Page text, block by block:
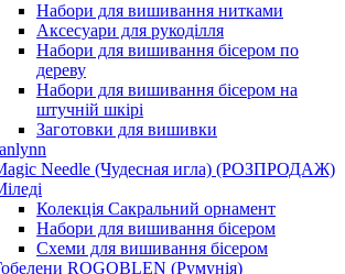
Набори для вишивання нитками
Аксесуари для рукоділля
Набори для вишивання бісером по
дереву
Набори для вишивання бісером на
штучній шкірі
Заготовки для вишивки
Needle (Чудесная игла) (РОЗПРОДАЖ)
Колекція Сакральний орнамент
Набори для вишивання бісером
Схеми для вишивання бісером
ROGOBLEN (Румунія)